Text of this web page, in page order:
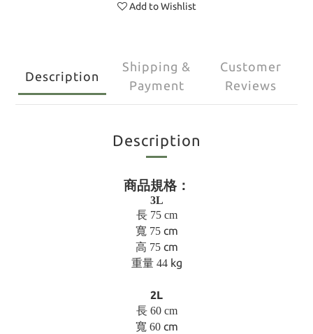
Add to Wishlist
Description
Shipping &
Payment
Customer
Reviews
Description
商品規格：
3L
長 75 cm
寬 75cm
高 75cm
重量 44kg
2L
長 60cm
寬 60cm